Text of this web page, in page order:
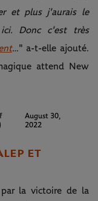
et plus j'aurais le
Donc c'est très
…" a-t-elle ajouté.
attend New
August 30,
2022
ET
la victoire de la